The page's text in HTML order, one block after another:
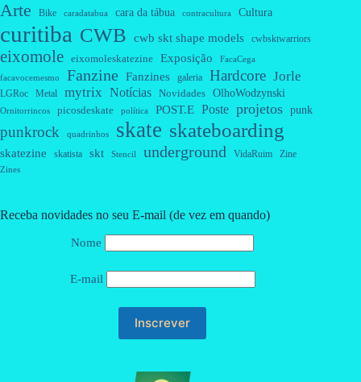
Arte Bike caradatabua cara da tábua contracultura Cultura
curitiba CWB cwb skt shape models cwbsktwarriors
eixomole eixomoleskatezine Exposição FacaCega
facavocemesmo Fanzine Fanzines galeria Hardcore Jorle
LGRoc Metal mytrix Notícias Novidades OlhoWodzynski
Ornitorrincos picosdeskate política POST.E Poste projetos punk
punkrock quadrinhos skate skateboarding
skatezine skatista skt Stencil underground VidaRuim Zine
Zines
Receba novidades no seu E-mail (de vez em quando)
Nome
E-mail